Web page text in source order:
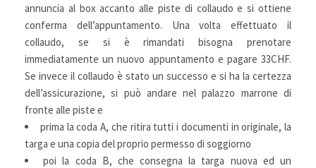
annuncia al box accanto alle piste di collaudo e si ottiene
conferma dell’appuntamento. Una volta effettuato il
collaudo, se si è rimandati bisogna prenotare
immediatamente un nuovo appuntamento e pagare 33CHF.
Se invece il collaudo è stato un successo e si ha la certezza
dell’assicurazione, si può andare nel palazzo marrone di
fronte alle piste e
prima la coda A, che ritira tutti i documenti in originale, la
targa e una copia del proprio permesso di soggiorno
poi la coda B, che consegna la targa nuova ed un